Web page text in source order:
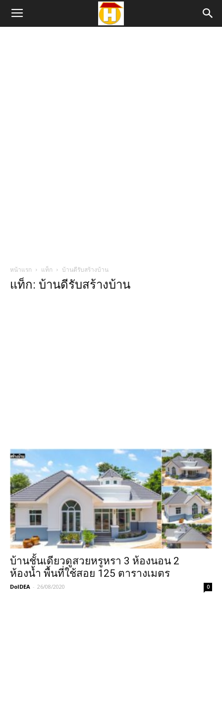
หน้าแรก แท็ก บ้านดีรับสร้างบ้าน
แท็ก: บ้านดีรับสร้างบ้าน
บ้านชั้นเดียวดูสวยหรูหรา 3 ห้องนอน 2
ห้องน้ำ พื้นที่ใช้สอย 125 ตารางเมตร
DoIDEA - 26/08/2020 0